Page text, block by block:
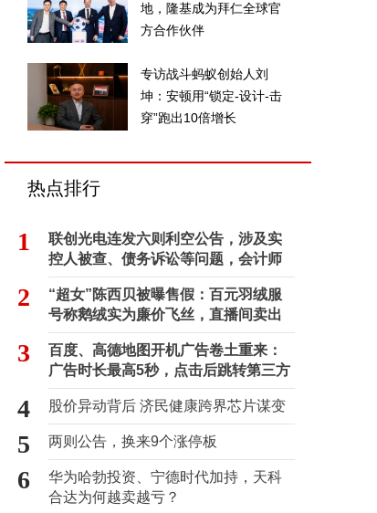
地，隆基成为拜仁全球官
方合作伙伴
专访战斗蚂蚁创始人刘
坤：安顿用“锁定-设计-击
穿”跑出10倍增长
热点排行
1
联创光电连发六则利空公告，涉及实
控人被查、债务诉讼等问题，会计师
事务所曾出具“保留意见”
2
“超女”陈西贝被曝售假：百元羽绒服
号称鹅绒实为廉价飞丝，直播间卖出
超百万元
3
百度、高德地图开机广告卷土重来：
广告时长最高5秒，点击后跳转第三方
4 股价异动背后 济民健康跨界芯片谋变
5 两则公告，换来9个涨停板
6
华为哈勃投资、宁德时代加持，天科
合达为何越卖越亏？